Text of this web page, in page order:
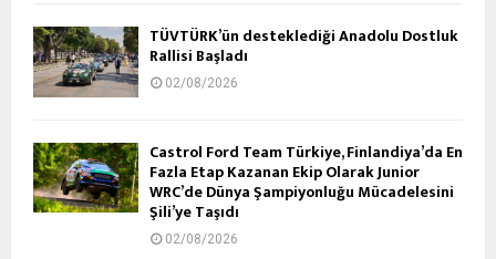
TÜVTÜRK’ün desteklediği Anadolu Dostluk
Rallisi Başladı
02/08/2026
Castrol Ford Team Türkiye, Finlandiya’da En
Fazla Etap Kazanan Ekip Olarak Junior
WRC’de Dünya Şampiyonluğu Mücadelesini
Şili’ye Taşıdı
02/08/2026